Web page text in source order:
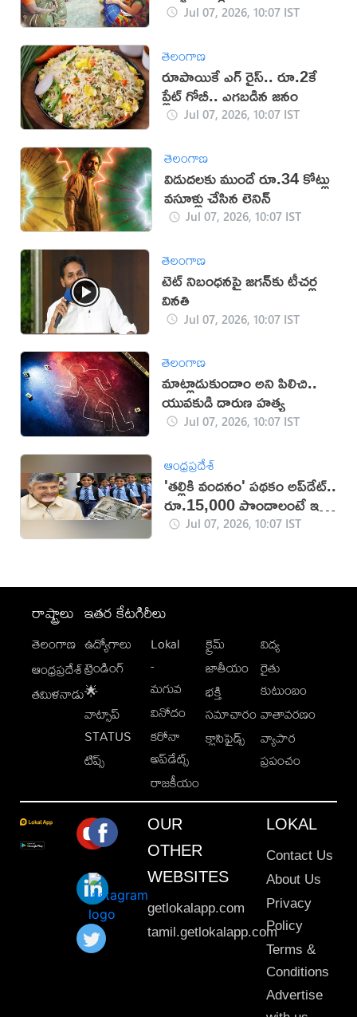
Jul 07, 2026, 10:07 IST
తెలంగాణ
రూపాయికే ఎగ్ రైస్.. రూ.2కే
ప్లేట్ గోబీ.. ఎగబడిన జనం
Jul 07, 2026, 10:07 IST
తెలంగాణ
విడుదలకు ముందే రూ.34 కోట్లు
వసూళ్లు చేసిన లెనిన్
Jul 07, 2026, 10:07 IST
తెలంగాణ
టెట్ నిబంధనపై జగన్‌కు టీచర్ల
వినతి
Jul 07, 2026, 10:07 IST
తెలంగాణ
మాట్లాడుకుందాం అని పిలిచి..
యువకుడి దారుణ హత్య
Jul 07, 2026, 10:07 IST
ఆంధ్రప్రదేశ్
'తల్లికి వందనం' పథకం అప్‌డేట్..
రూ.15,000 పొందాలంటే ఇలా
చేయండి!
Jul 07, 2026, 10:07 IST
రాష్ట్రాలు
తెలంగాణ
ఆంధ్రప్రదేశ్
తమిళనాడు
ఇతర కేటగిరీలు
ఉద్యోగాలు
ట్రెండింగ్
🌟
వాట్సాప్
STATUS
టిప్స్
Lokal
-
మగువ
వినోదం
కరోనా
అప్‌డేట్స్
రాజకీయం
క్రైమ్
జాతీయం
భక్తి
సమాచారం
క్లాసిఫైడ్స్
విద్య
రైతు
కుటుంబం
వాతావరణం
వ్యాపార
ప్రపంచం
OUR
OTHER
WEBSITES
getlokalapp.com
tamil.getlokalapp.com
LOKAL
Contact Us
About Us
Privacy
Policy
Terms &
Conditions
Advertise